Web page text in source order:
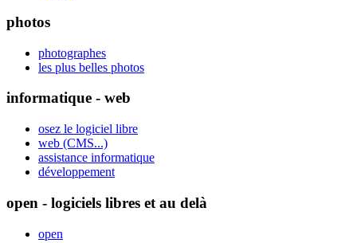
photos
photographes
les plus belles photos
informatique - web
osez le logiciel libre
web (CMS...)
assistance informatique
développement
open - logiciels libres et au delà
open